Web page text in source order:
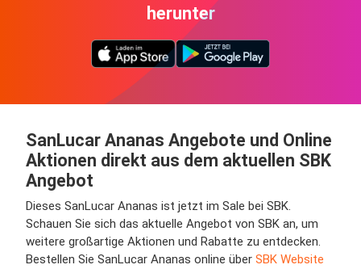
herunter
SanLucar Ananas Angebote und Online
Aktionen direkt aus dem aktuellen SBK
Angebot
Dieses SanLucar Ananas ist jetzt im Sale bei SBK.
Schauen Sie sich das aktuelle Angebot von SBK an, um
weitere großartige Aktionen und Rabatte zu entdecken.
Bestellen Sie SanLucar Ananas online über SBK Website